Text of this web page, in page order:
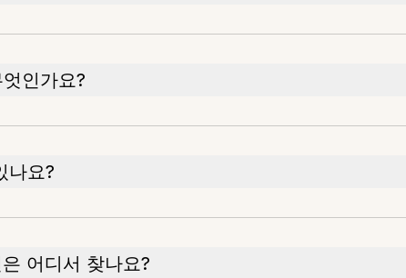
인가요?
나요?
어디서 찾나요?